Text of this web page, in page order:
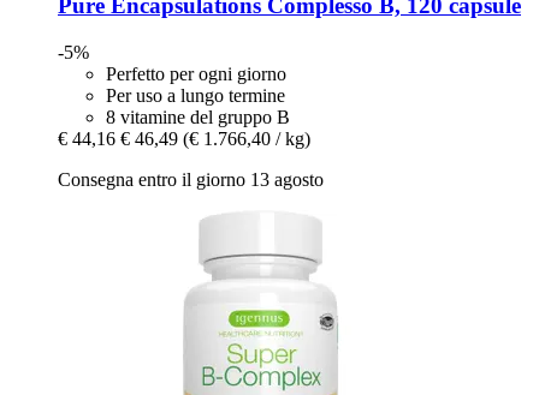
Pure Encapsulations Complesso B, 120 capsule
-5%
Perfetto per ogni giorno
Per uso a lungo termine
8 vitamine del gruppo B
€ 44,16 € 46,49 (€ 1.766,40 / kg)
Consegna entro il giorno 13 agosto